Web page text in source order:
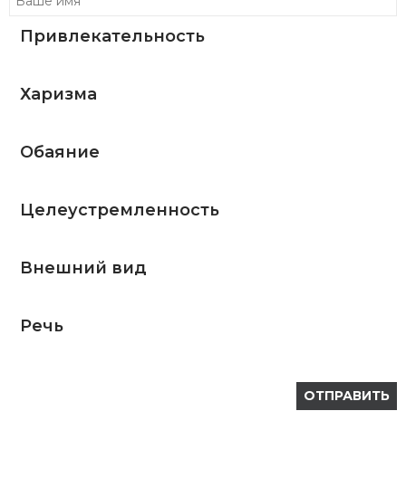
Привлекательность
Харизма
Обаяние
Целеустремленность
Внешний вид
Речь